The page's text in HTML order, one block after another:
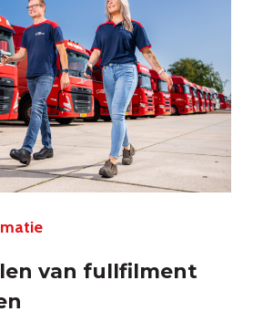
van fullfilment